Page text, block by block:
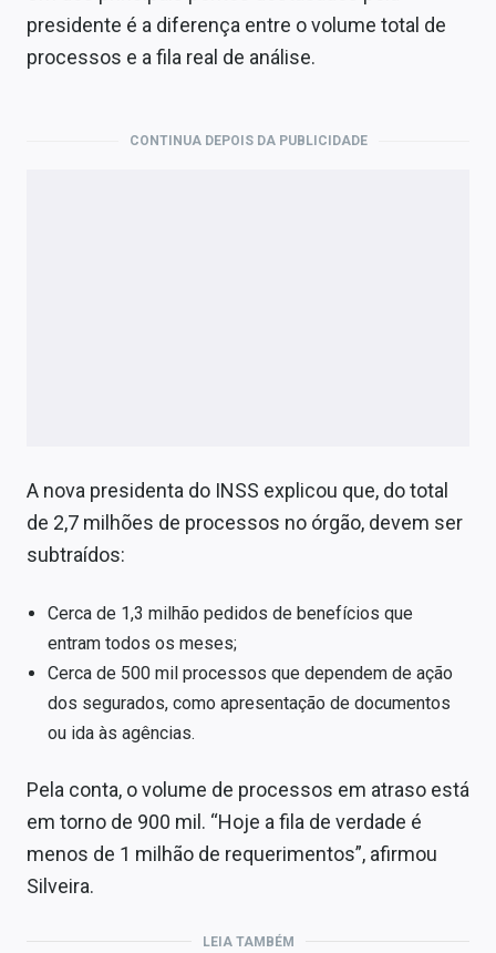
presidente é a diferença entre o volume total de
processos e a fila real de análise.
CONTINUA DEPOIS DA PUBLICIDADE
A nova presidenta do INSS explicou que, do total
de 2,7 milhões de processos no órgão, devem ser
subtraídos:
Cerca de 1,3 milhão pedidos de benefícios que
entram todos os meses;
Cerca de 500 mil processos que dependem de ação
dos segurados, como apresentação de documentos
ou ida às agências.
Pela conta, o volume de processos em atraso está
em torno de 900 mil. “Hoje a fila de verdade é
menos de 1 milhão de requerimentos”, afirmou
Silveira.
LEIA TAMBÉM